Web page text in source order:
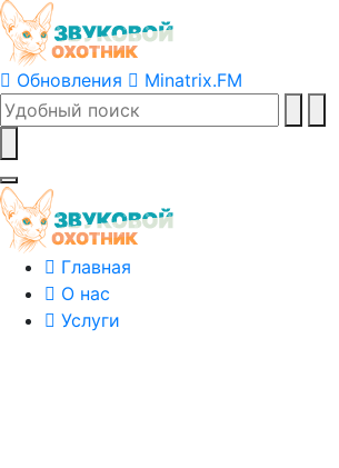
Обновления Minatrix.FM
Главная
О нас
Услуги